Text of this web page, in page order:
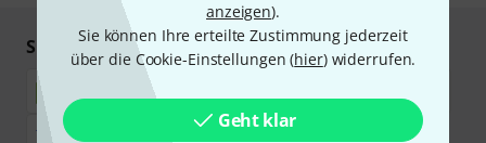
anzeigen).
Sie können Ihre erteilte Zustimmung jederzeit
über die Cookie-Einstellungen (hier) widerrufen.
Geht klar
Sicher einkaufen & bezahlen